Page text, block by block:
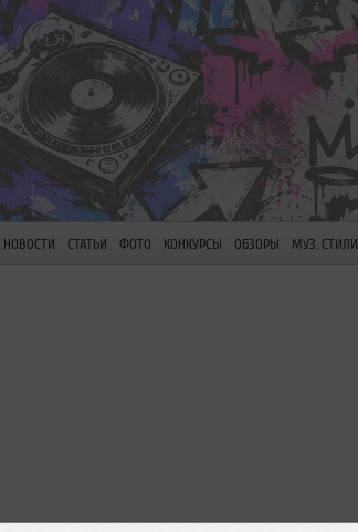
НОВОСТИ СТАТЬИ ФОТО КОНКУРСЫ ОБЗОРЫ МУЗ. СТИЛИ